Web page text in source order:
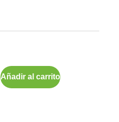
Añadir al carrito